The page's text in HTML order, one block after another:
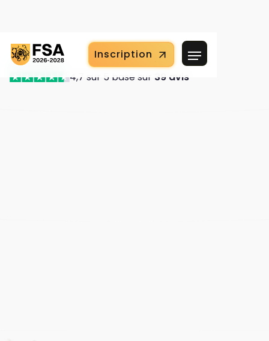
Inscription
4,7 sur 5 basé sur 39 avis